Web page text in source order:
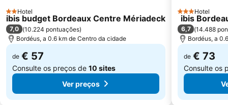
2 Estrelas
Hotel
ibis budget Bordeaux Centre Mériadeck
7,0 (10.224 pontuações)
Bordéus, a 0.6 km de Centro da cidade
de € 57
Consulte os preços de 10 sites
Ver preços
3 Estrelas
Hotel
ibis
6,7 (14.488
Bordéus, a
de € 73
Consulte os